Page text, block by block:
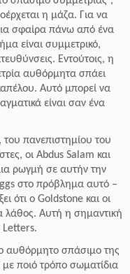
η μάζα. Για να
σφαίρα πάνω από ένα
είναι συμμετρικό,
Εντούτοις, η
αυθόρμητα σπάει
Αυτό μπορεί να
είναι σαν ένα
πανεπιστημίου του
οι Abdus Salam και
ρωγμή σε αυτήν την
στο πρόβλημα αυτό –
ότι ο Goldstone και οι
λάθος. Αυτή η σημαντική
Letters.
αυθόρμητο σπάσιμο της
ποιό τρόπο σωματίδια